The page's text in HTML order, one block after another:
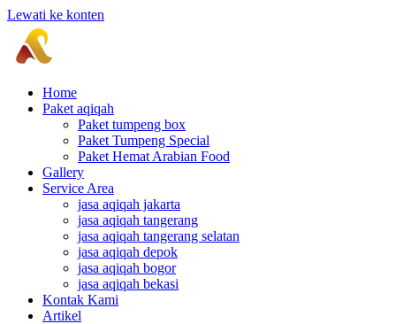
Lewati ke konten
Home
Paket aqiqah
Paket tumpeng box
Paket Tumpeng Special
Paket Hemat Arabian Food
Gallery
Service Area
jasa aqiqah jakarta
jasa aqiqah tangerang
jasa aqiqah tangerang selatan
jasa aqiqah depok
jasa aqiqah bogor
jasa aqiqah bekasi
Kontak Kami
Artikel